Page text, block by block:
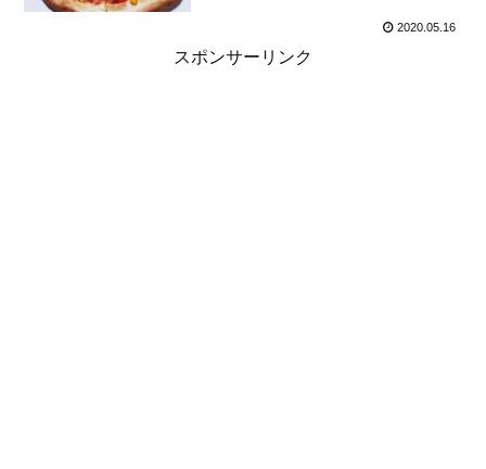
2020.05.16
スポンサーリンク